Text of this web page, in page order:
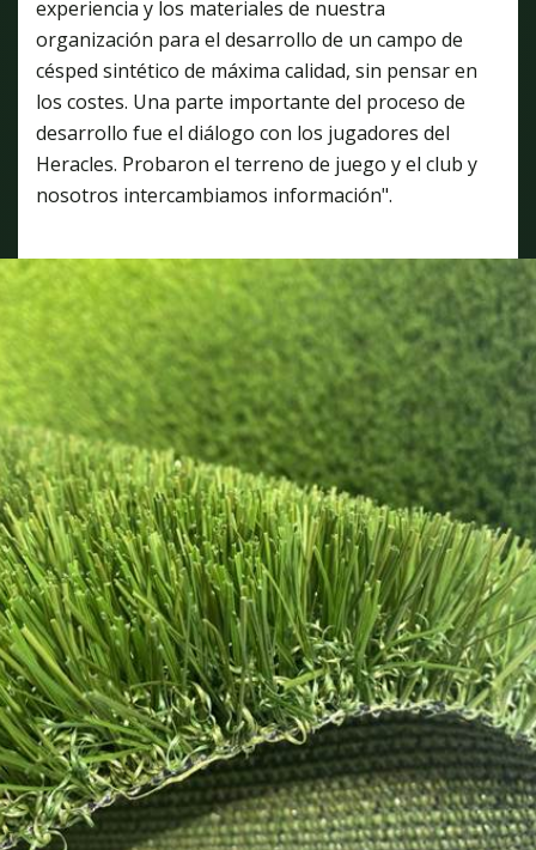
experiencia y los materiales de nuestra
organización para el desarrollo de un campo de
césped sintético de máxima calidad, sin pensar en
los costes. Una parte importante del proceso de
desarrollo fue el diálogo con los jugadores del
Heracles. Probaron el terreno de juego y el club y
nosotros intercambiamos información".